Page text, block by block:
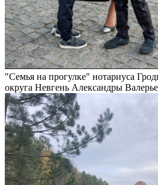
"Семья на прогулке" нотариуса
округа Невгень Александры